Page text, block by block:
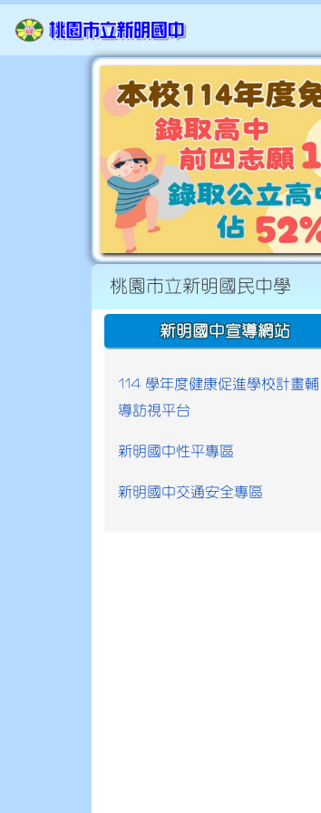
桃園市立新明國民中學
:::
新明國中宣導網站
114 學年度健康促進學校計畫輔
導訪視平台
新明國中性平專區
新明國中交通安全專區